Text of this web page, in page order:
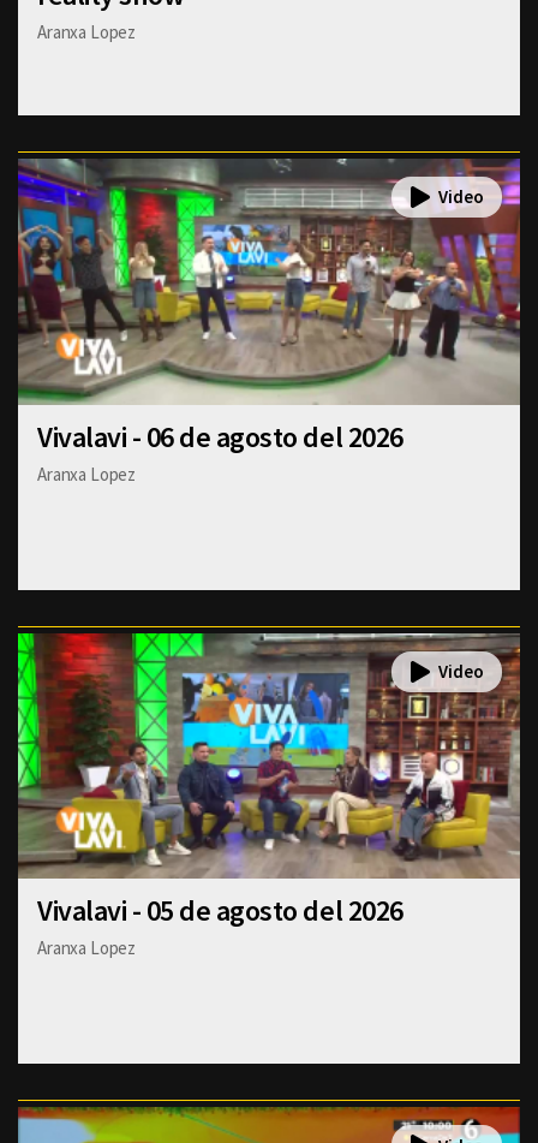
Aranxa Lopez
Vivalavi - 06 de agosto del 2026
Aranxa Lopez
Vivalavi - 05 de agosto del 2026
Aranxa Lopez